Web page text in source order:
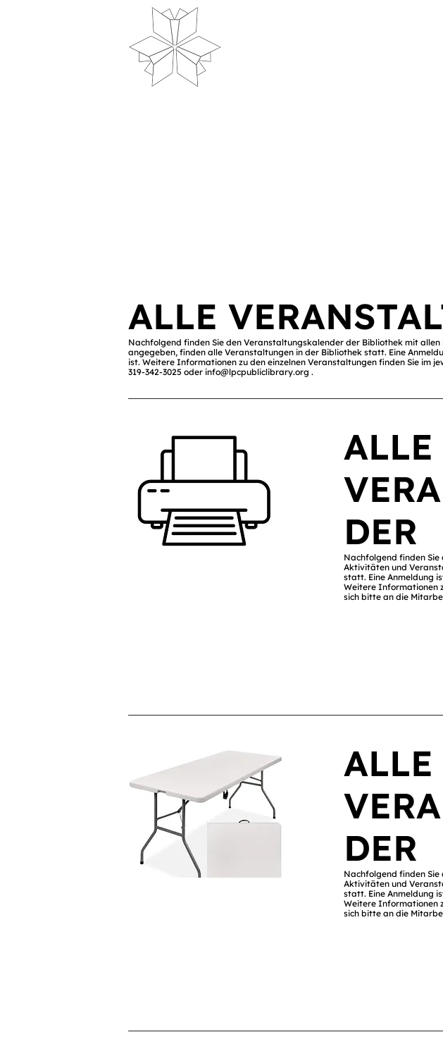
ALLE
Nachfolgend finden Sie den Veranstaltungskalender der Bibliothek mit
angegeben, finden alle Veranstaltungen in der Bibliothek statt. Eine
ist. Weitere Informationen zu den einzelnen Veranstaltungen finden Sie im
319-342-3025 oder info@lpcpubliclibrary.org .
ALLE
DER
Nachfolgend finden
Aktivitäten und
statt. Eine Anmeldung
Weitere Informationen
sich bitte an die
ALLE
DER
Nachfolgend finden
Aktivitäten und
statt. Eine Anmeldung
Weitere Informationen
sich bitte an die